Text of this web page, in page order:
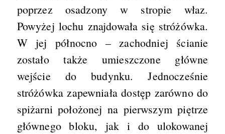
poprzez osadzony w stropie właz.
Powyżej lochu znajdowała się stróżówka.
W jej północno – zachodniej ścianie
zostało także umieszczone główne
wejście do budynku. Jednocześnie
stróżówka zapewniała dostęp zarówno do
spiżarni położonej na pierwszym piętrze
głównego bloku, jak i do ulokowanej